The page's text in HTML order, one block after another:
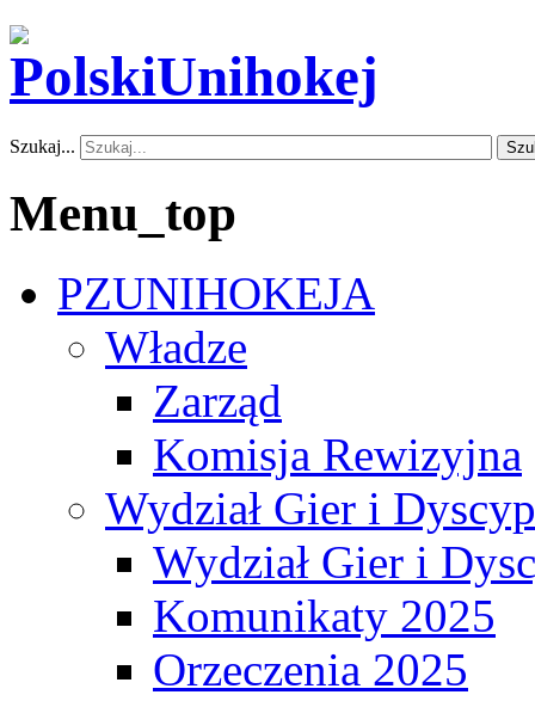
Szukaj...
Menu_top
PZUNIHOKEJA
Władze
Zarząd
Komisja Rewizyjna
Wydział Gier i
Wydział Gier i
Komunikaty 2025
Orzeczenia 2025